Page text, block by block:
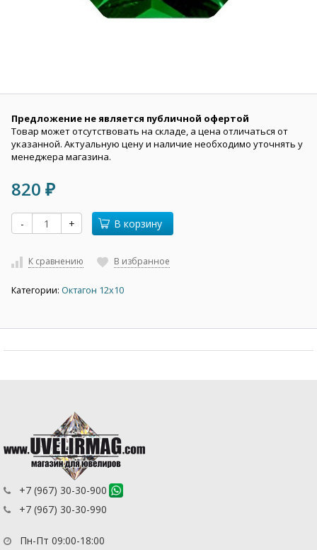
Предложение не является публичной офертой
Товар может отсутствовать на складе, а цена отличаться от
указанной. Актуальную цену и наличие необходимо уточнять у
менеджера магазина.
820 ₽
- + В корзину
К сравнению В избранное
Категории: Октагон 12х10
+7 (967) 30-30-900
+7 (967) 30-30-990
Пн-Пт 09:00-18:00